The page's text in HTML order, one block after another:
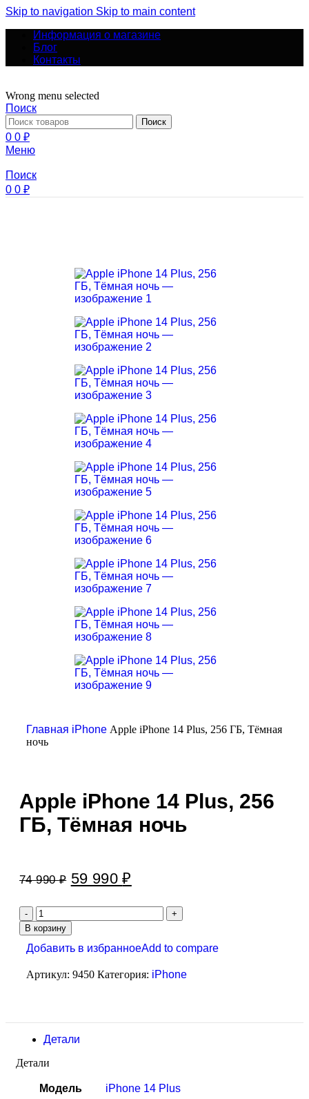
Skip to navigation Skip to main content
Информация о магазине
Блог
Контакты
Wrong menu selected
Поиск
Поиск
0 0 ₽
Меню
Поиск
0 0 ₽
Главная iPhone Apple iPhone 14 Plus, 256 ГБ, Тёмная
ночь
Apple iPhone 14 Plus, 256
ГБ, Тёмная ночь
74 990₽ 59 990₽
В корзину
Добавить в избранноеAdd to compare
Артикул: 9450 Категория: iPhone
Детали
Детали
Модель iPhone 14 Plus